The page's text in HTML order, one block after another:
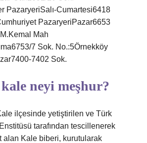
PazaryeriSalı-Cumartesi6418
PazaryeriPazar6653
Mah
7 Sok. No.:5Örnekköy
7402 Sok.
neyi meşhur?
ilçesinde yetiştirilen ve Türk
tarafından tescillenerek
alan Kale biberi, kurutularak